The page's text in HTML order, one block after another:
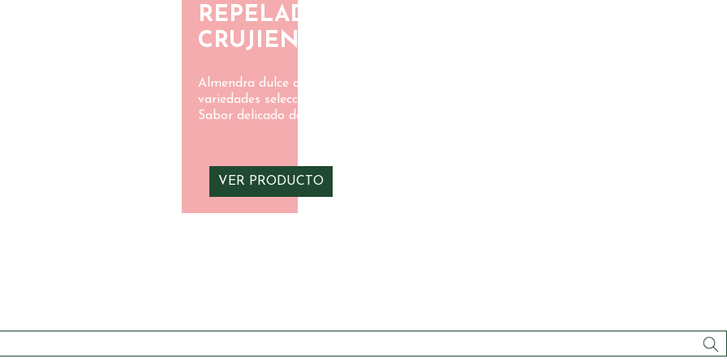
REPELADA
CRUJIENTE
Almendra dulce de
variedades seleccionadas
Sabor delicado dejando
cuidadosamente
deshidratado Textura
firme y ligeramente
crujiente Color crema
VER PRODUCTO